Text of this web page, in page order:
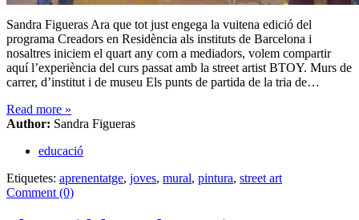
Sandra Figueras Ara que tot just engega la vuitena edició del
programa Creadors en Residència als instituts de Barcelona i
nosaltres iniciem el quart any com a mediadors, volem compartir
aquí l’experiència del curs passat amb la street artist BTOY. Murs de
carrer, d’institut i de museu Els punts de partida de la tria de…
Read more »
Author: Sandra Figueras
educació
Etiquetes: aprenentatge, joves, mural, pintura, street art
Comment (0)